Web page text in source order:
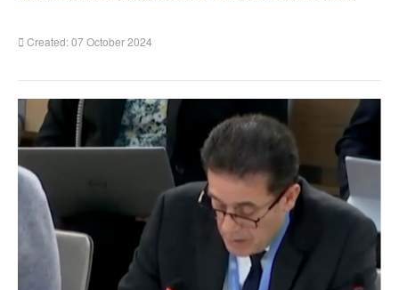
Created: 07 October 2024